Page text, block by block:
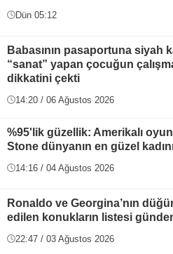
Dün 05:12
Babasının pasaportuna siyah
“sanat” yapan çocuğun
dikkatini çekti
14:20 / 06 Ağustos 2026
%95'lik güzellik: Amerikalı
Stone dünyanın en güzel
14:16 / 04 Ağustos 2026
Ronaldo ve Georgina’nın
edilen konukların listesi
22:47 / 03 Ağustos 2026